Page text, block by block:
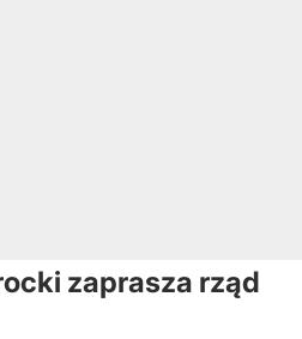
zaprasza rząd